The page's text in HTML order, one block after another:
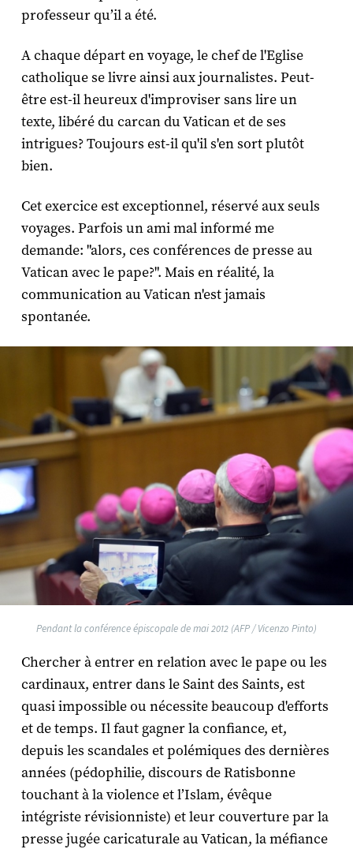
professeur qu’il a été.
A chaque départ en voyage, le chef de l'Eglise
catholique se livre ainsi aux journalistes. Peut-
être est-il heureux d'improviser sans lire un
texte, libéré du carcan du Vatican et de ses
intrigues? Toujours est-il qu'il s'en sort plutôt
bien.
Cet exercice est exceptionnel, réservé aux seuls
voyages. Parfois un ami mal informé me
demande: "alors, ces conférences de presse au
Vatican avec le pape?". Mais en réalité, la
communication au Vatican n'est jamais
spontanée.
Pendant la conférence épiscopale de mai 2012 (AFP / Vicenzo Pinto)
Chercher à entrer en relation avec le pape ou les
cardinaux, entrer dans le Saint des Saints, est
quasi impossible ou nécessite beaucoup d'efforts
et de temps. Il faut gagner la confiance, et,
depuis les scandales et polémiques des dernières
années (pédophilie, discours de Ratisbonne
touchant à la violence et l’Islam, évêque
intégriste révisionniste) et leur couverture par la
presse jugée caricaturale au Vatican, la méfiance